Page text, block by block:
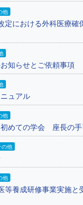
他
定における外科医療確
知らせとご依頼事項
ュアル
他
めての学会 座長の手
の他
他
等養成研修事業実施と